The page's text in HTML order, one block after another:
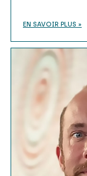
EN SAVOIR PLUS »